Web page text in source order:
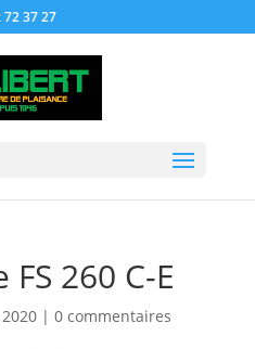
72 37 27
260 C-E
| 0 commentaires